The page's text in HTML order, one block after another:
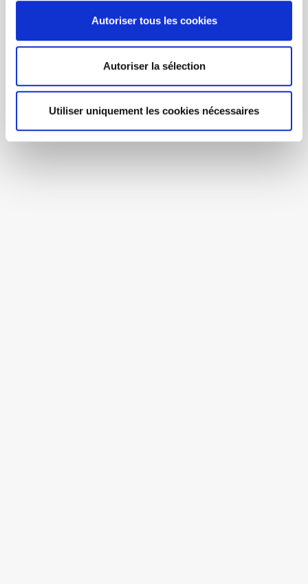
Autoriser tous les cookies
Autoriser la sélection
Utiliser uniquement les cookies nécessaires